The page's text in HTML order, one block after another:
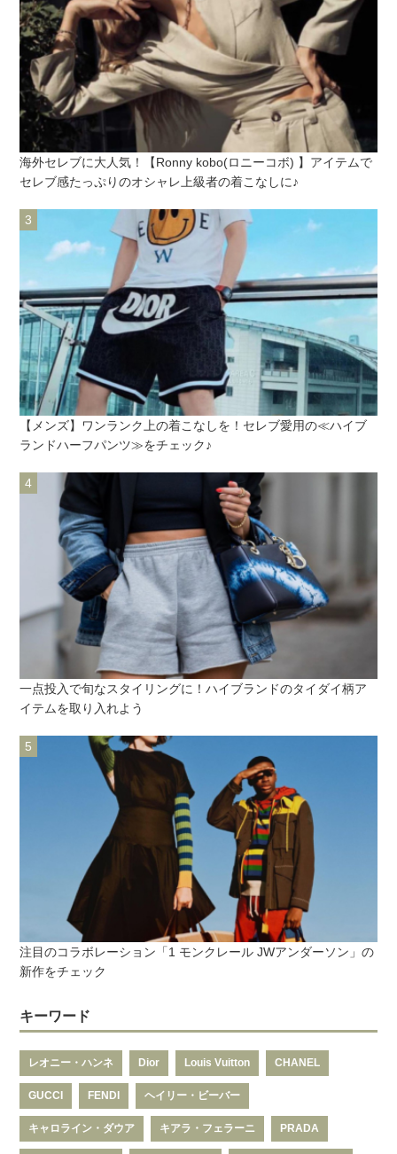
海外セレブに大人気！【Ronny kobo(ロニーコボ) 】アイテムで
セレブ感たっぷりのオシャレ上級者の着こなしに♪
【メンズ】ワンランク上の着こなしを！セレブ愛用の≪ハイブ
ランドハーフパンツ≫をチェック♪
一点投入で旬なスタイリングに！ハイブランドのタイダイ柄ア
イテムを取り入れよう
注目のコラボレーション「1 モンクレール JWアンダーソン」の
新作をチェック
キーワード
レオニー・ハンネ Dior Louis Vuitton CHANEL
GUCCI FENDI ヘイリー・ビーバー
キャロライン・ダウア キアラ・フェラーニ PRADA